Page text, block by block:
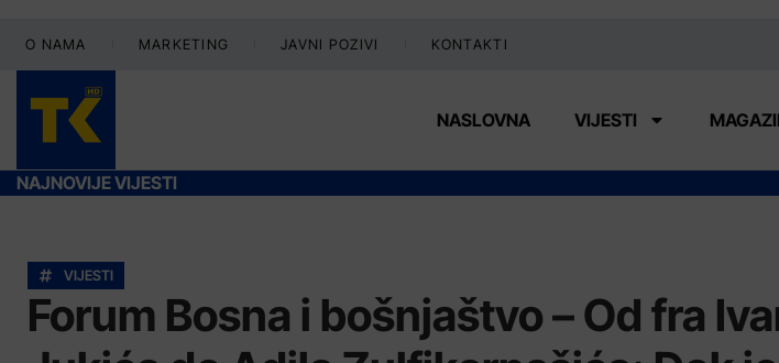
O NAMA MARKETING JAVNI POZIVI KONTAKTI
NASLOVNA VIJESTI
NAJNOVIJE VIJESTI
VIJESTI
Forum Bosna i bošnjaštvo – Od fra